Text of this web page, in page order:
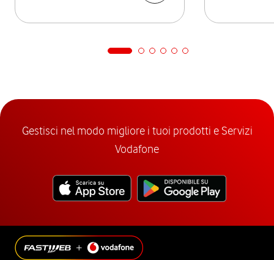
Gestisci nel modo migliore i tuoi prodotti e Servizi
Vodafone